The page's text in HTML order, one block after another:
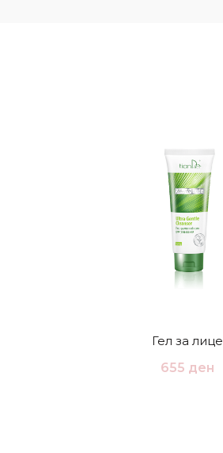
Гел за лице
655 ден